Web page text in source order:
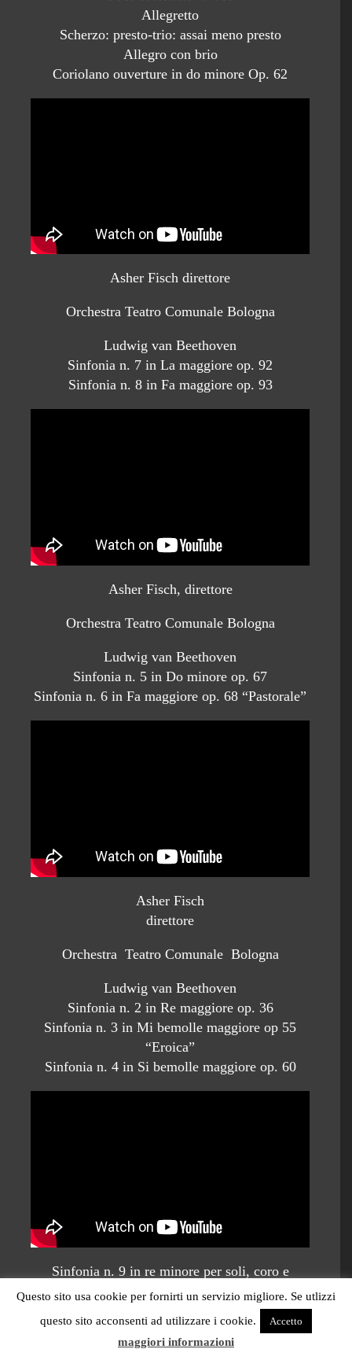
Allegretto
Scherzo: presto-trio: assai meno presto
Allegro con brio
Coriolano ouverture in do minore Op. 62
Asher Fisch direttore
Orchestra Teatro Comunale Bologna
Ludwig van Beethoven
Sinfonia n. 7 in La maggiore op. 92
Sinfonia n. 8 in Fa maggiore op. 93
Asher Fisch, direttore
Orchestra Teatro Comunale Bologna
Ludwig van Beethoven
Sinfonia n. 5 in Do minore op. 67
Sinfonia n. 6 in Fa maggiore op. 68 “Pastorale”
Asher Fisch
direttore
Orchestra Teatro Comunale Bologna
Ludwig van Beethoven
Sinfonia n. 2 in Re maggiore op. 36
Sinfonia n. 3 in Mi bemolle maggiore op 55
“Eroica”
Sinfonia n. 4 in Si bemolle maggiore op. 60
Sinfonia n. 9 in re minore per soli, coro e
orchestra, Op. 125
mezzosoprano Anke Vondung
tenore Michael Schade
Questo sito usa cookie per fornirti un servizio migliore. Se utlizzi
questo sito acconsenti ad utilizzare i cookie.
Accetto
maggiori informazioni